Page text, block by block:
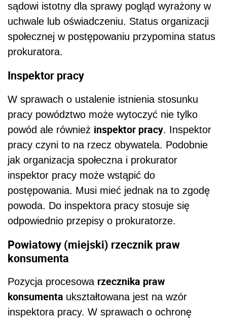
sądowi istotny dla sprawy pogląd wyrażony w
uchwale lub oświadczeniu. Status organizacji
społecznej w postępowaniu przypomina status
prokuratora.
Inspektor pracy
W sprawach o ustalenie istnienia stosunku
pracy powództwo może wytoczyć nie tylko
powód ale również inspektor pracy. Inspektor
pracy czyni to na rzecz obywatela. Podobnie
jak organizacja społeczna i prokurator
inspektor pracy może wstąpić do
postępowania. Musi mieć jednak na to zgodę
powoda. Do inspektora pracy stosuje się
odpowiednio przepisy o prokuratorze.
Powiatowy (miejski) rzecznik praw
konsumenta
Pozycja procesowa rzecznika praw
konsumenta ukształtowana jest na wzór
inspektora pracy. W sprawach o ochronę